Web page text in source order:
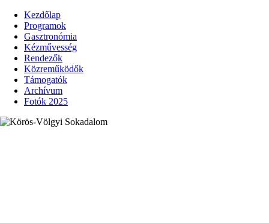
Kezdőlap
Programok
Gasztronómia
Kézművesség
Rendezők
Közreműködők
Támogatók
Archívum
Fotók 2025